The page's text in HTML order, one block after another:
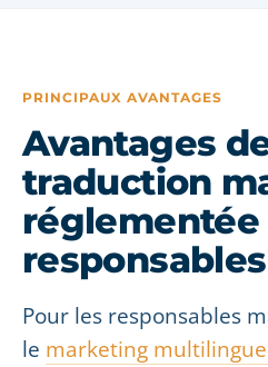
PRINCIPAUX AVANTAGES
Avantages
traduction
réglementée
Pour les responsables
le marketing